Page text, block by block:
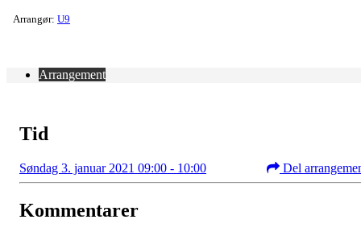
Arrangør: U9
Arrangement
Tid
Søndag 3. januar 2021 09:00 - 10:00 Del
Kommentarer